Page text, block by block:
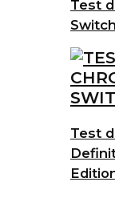
Test
Test